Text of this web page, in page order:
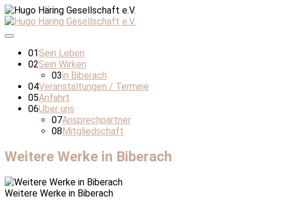
01Sein Leben
02Sein Wirken
03in Biberach
04Veranstaltungen / Termine
05Anfahrt
06Über uns
07Ansprechpartner
08Mitgliedschaft
Weitere Werke in Biberach
Weitere Werke in Biberach